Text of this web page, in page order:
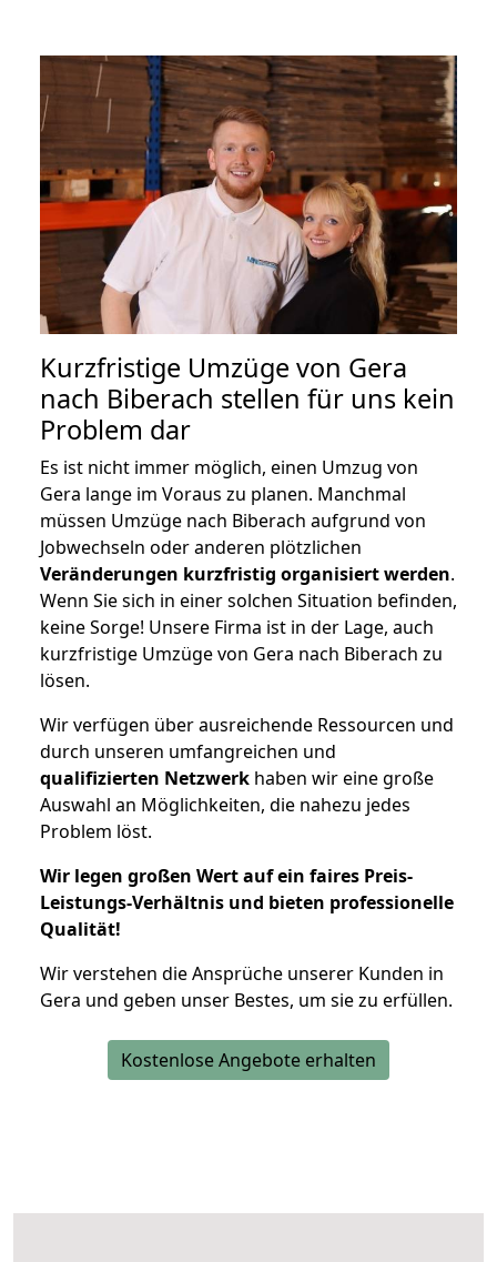
Kurzfristige Umzüge von Gera
nach Biberach stellen für uns kein
Problem dar
Es ist nicht immer möglich, einen Umzug von
Gera lange im Voraus zu planen. Manchmal
müssen Umzüge nach Biberach aufgrund von
Jobwechseln oder anderen plötzlichen
Veränderungen kurzfristig organisiert werden.
Wenn Sie sich in einer solchen Situation befinden,
keine Sorge! Unsere Firma ist in der Lage, auch
kurzfristige Umzüge von Gera nach Biberach zu
lösen.
Wir verfügen über ausreichende Ressourcen und
durch unseren umfangreichen und
qualifizierten Netzwerk haben wir eine große
Auswahl an Möglichkeiten, die nahezu jedes
Problem löst.
Wir legen großen Wert auf ein faires Preis-
Leistungs-Verhältnis und bieten professionelle
Qualität!
Wir verstehen die Ansprüche unserer Kunden in
Gera und geben unser Bestes, um sie zu erfüllen.
Kostenlose Angebote erhalten